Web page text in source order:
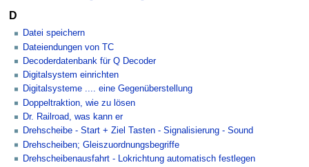
D
Datei speichern
Dateiendungen von TC
Decoderdatenbank für Q Decoder
Digitalsystem einrichten
Digitalsysteme .... eine Gegenüberstellung
Doppeltraktion, wie zu lösen
Dr. Railroad, was kann er
Drehscheibe - Start + Ziel Tasten - Signalisierung - Sound
Drehscheiben; Gleiszuordnungsbegriffe
Drehscheibenausfahrt - Lokrichtung automatisch festlegen